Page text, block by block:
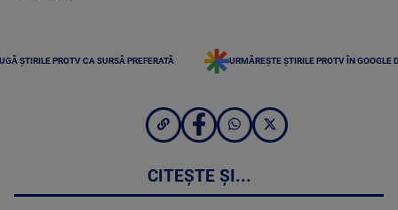
ȘTIRILE PROTV CA SURSĂ PREFERATĂ URMĂREȘTE ȘTIRILE PROTV ÎN GOOGLE
CITEȘTE ȘI...